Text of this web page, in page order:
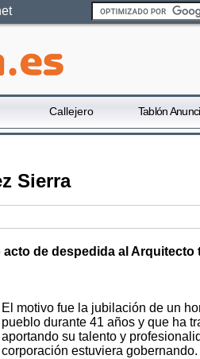
Callejero Tablón
Sierra
de despedida al
El motivo fue la jubilación de un
pueblo durante 41 años y que ha
aportando su talento y
corporación estuviera gobernando.